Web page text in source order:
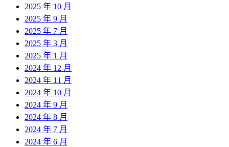
2025 年 10 月
2025 年 9 月
2025 年 7 月
2025 年 3 月
2025 年 1 月
2024 年 12 月
2024 年 11 月
2024 年 10 月
2024 年 9 月
2024 年 8 月
2024 年 7 月
2024 年 6 月